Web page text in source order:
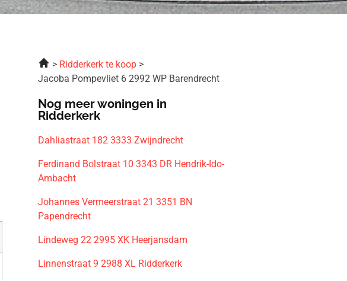
Ridderkerk te koop
Jacoba Pompevliet 6 2992 WP Barendrecht
Nog meer woningen in
Ridderkerk
Dahliastraat 182 3333 Zwijndrecht
Ferdinand Bolstraat 10 3343 DR Hendrik-Ido-
Ambacht
Johannes Vermeerstraat 21 3351 BN
Papendrecht
Lindeweg 22 2995 XK Heerjansdam
Linnenstraat 9 2988 XL Ridderkerk